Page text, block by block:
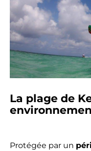
La plage de
Protégée par un